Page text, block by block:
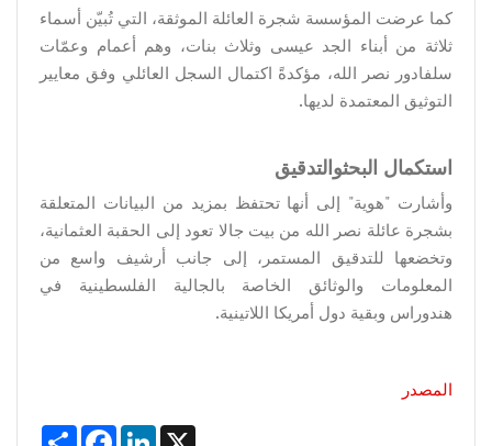
كما عرضت المؤسسة شجرة العائلة الموثقة، التي تُبيّن أسماء
ثلاثة من أبناء الجد عيسى وثلاث بنات، وهم أعمام وعمّات
سلفادور نصر الله، مؤكدةً اكتمال السجل العائلي وفق معايير
التوثيق المعتمدة لديها.
استكمال البحثوالتدقيق
وأشارت "هوية" إلى أنها تحتفظ بمزيد من البيانات المتعلقة
بشجرة عائلة نصر الله من بيت جالا تعود إلى الحقبة العثمانية،
وتخضعها للتدقيق المستمر، إلى جانب أرشيف واسع من
المعلومات والوثائق الخاصة بالجالية الفلسطينية في
هندوراس وبقية دول أمريكا اللاتينية.
المصدر
Share FacebookLinkedIn